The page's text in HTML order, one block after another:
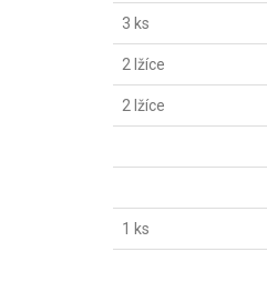
3 ks
2 lžíce
2 lžíce
1 ks